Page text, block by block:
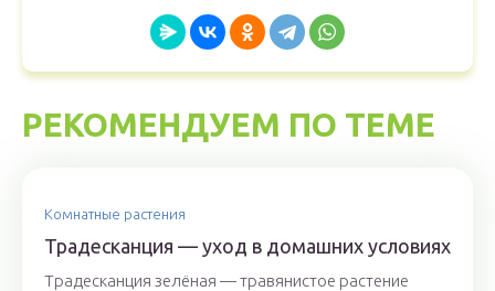
РЕКОМЕНДУЕМ ПО ТЕМЕ
Комнатные растения
Традесканция — уход в домашних условиях
Традесканция зелёная — травянистое растение